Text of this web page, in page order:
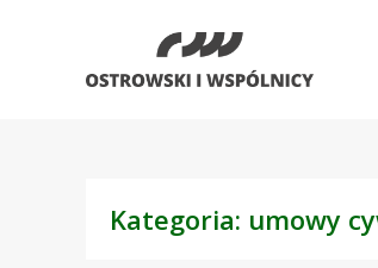
Kategoria: umowy